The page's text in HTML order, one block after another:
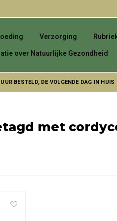
Verzorging
over Natuurlijke Gezondheid
BESTELD, DE VOLGENDE DAG IN HUIS
met